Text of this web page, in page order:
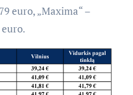
euro, „Maxima“ –
euro.